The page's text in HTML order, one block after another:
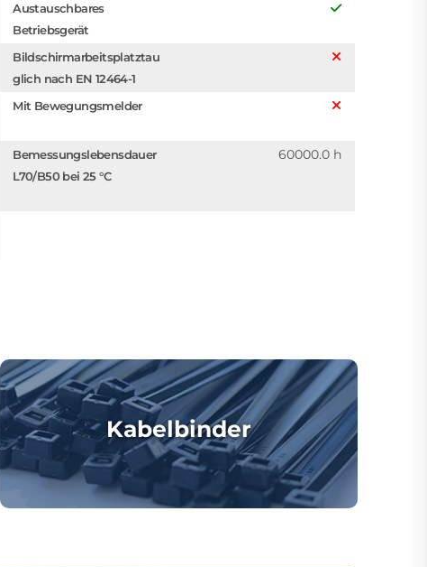
Austauschbares
Betriebsgerät
Bildschirmarbeitsplatztau
glich nach EN 12464-1
Mit Bewegungsmelder
Bemessungslebensdauer
L70/B50 bei 25 °C
60000.0 h
Kabelbinder